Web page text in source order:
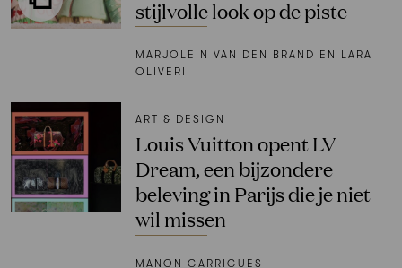
stijlvolle look op de piste
MARJOLEIN VAN DEN BRAND EN LARA
OLIVERI
ART & DESIGN
Louis Vuitton opent LV
Dream, een bijzondere
beleving in Parijs die je niet
wil missen
MANON GARRIGUES